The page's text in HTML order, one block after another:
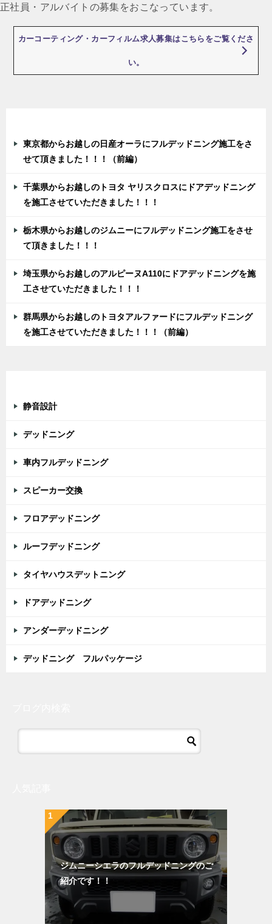
ビ
ゲ
正社員・アルバイトの募集をおこなっています。
カーコーティング・カーフィルム求人募集はこちらをご覧くださ
い。
東京都からお越しの日産オーラにフルデッドニング施工をさ
せて頂きました！！！（前編）
千葉県からお越しのトヨタ ヤリスクロスにドアデッドニング
を施工させていただきました！！！
栃木県からお越しのジムニーにフルデッドニング施工をさせ
て頂きました！！！
埼玉県からお越しのアルピーヌA110にドアデッドニングを施
工させていただきました！！！
群馬県からお越しのトヨタアルファードにフルデッドニング
を施工させていただきました！！！（前編）
静音設計
デッドニング
車内フルデッドニング
スピーカー交換
フロアデッドニング
ルーフデッドニング
タイヤハウスデットニング
ドアデッドニング
アンダーデッドニング
デッドニング フルパッケージ
ジムニーシエラのフルデッドニングのご
紹介です！！